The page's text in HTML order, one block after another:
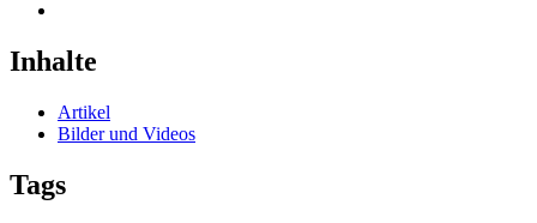
Inhalte
Artikel
Bilder und Videos
Tags